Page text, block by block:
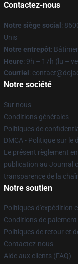
Contactez-nous
Notre siège social :
Unis
Notre entrepôt:
Heure: 9h – 17h (lu –
Courriel :
Notre société
Sur nous
Conditions générales
Politiques de
DMCA - Politique sur le
Le présent règlement
publication au Journal
transparence de la
Notre soutien
Politiques d'expédition
Conditions de paiement
Politiques de retour et
Contactez-nous
Aide aux clients (FAQ)